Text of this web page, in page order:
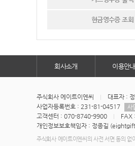
현금영수증 조회
회사소개 이용안내
주식회사 에이트이엔씨 대표자 :
사업자등록번호 : 231-81-04517
사
고객센터 : 070-8740-9900
FAX
개인정보보호책임자 : 정종길
주식회사 에이트이엔씨의 사전 서면 동의